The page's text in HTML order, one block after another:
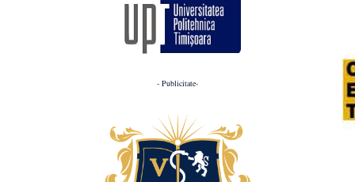
- Publicitate-